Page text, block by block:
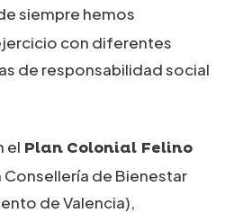
siempre hemos
con diferentes
de responsabilidad social
el Plan Colonial Felino
de Bienestar
de Valencia),